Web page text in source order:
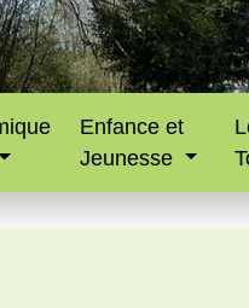
Enfance et
Jeunesse